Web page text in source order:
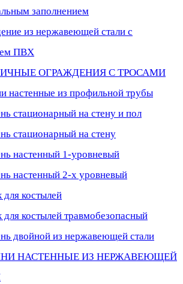
заполнением
из нержавеющей стали с
ПВХ
ОГРАЖДЕНИЯ С ТРОСАМИ
настенные из профильной трубы
стационарный на стену и пол
стационарный на стену
настенный 1-уровневый
настенный 2-х уровневый
костылей
костылей травмобезопасный
двойной из нержавеющей стали
НАСТЕННЫЕ ИЗ НЕРЖАВЕЮЩЕЙ